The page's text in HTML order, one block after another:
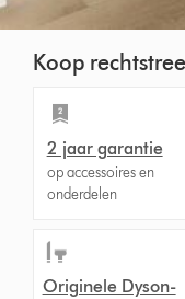
Koop
2 jaar garantie
op accessoires en
onderdelen
Originele Dyson-